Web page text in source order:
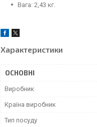
Вага: 2,43 кг.
Характеристики
ОСНОВНІ
Виробник
Країна виробник
Тип посуду